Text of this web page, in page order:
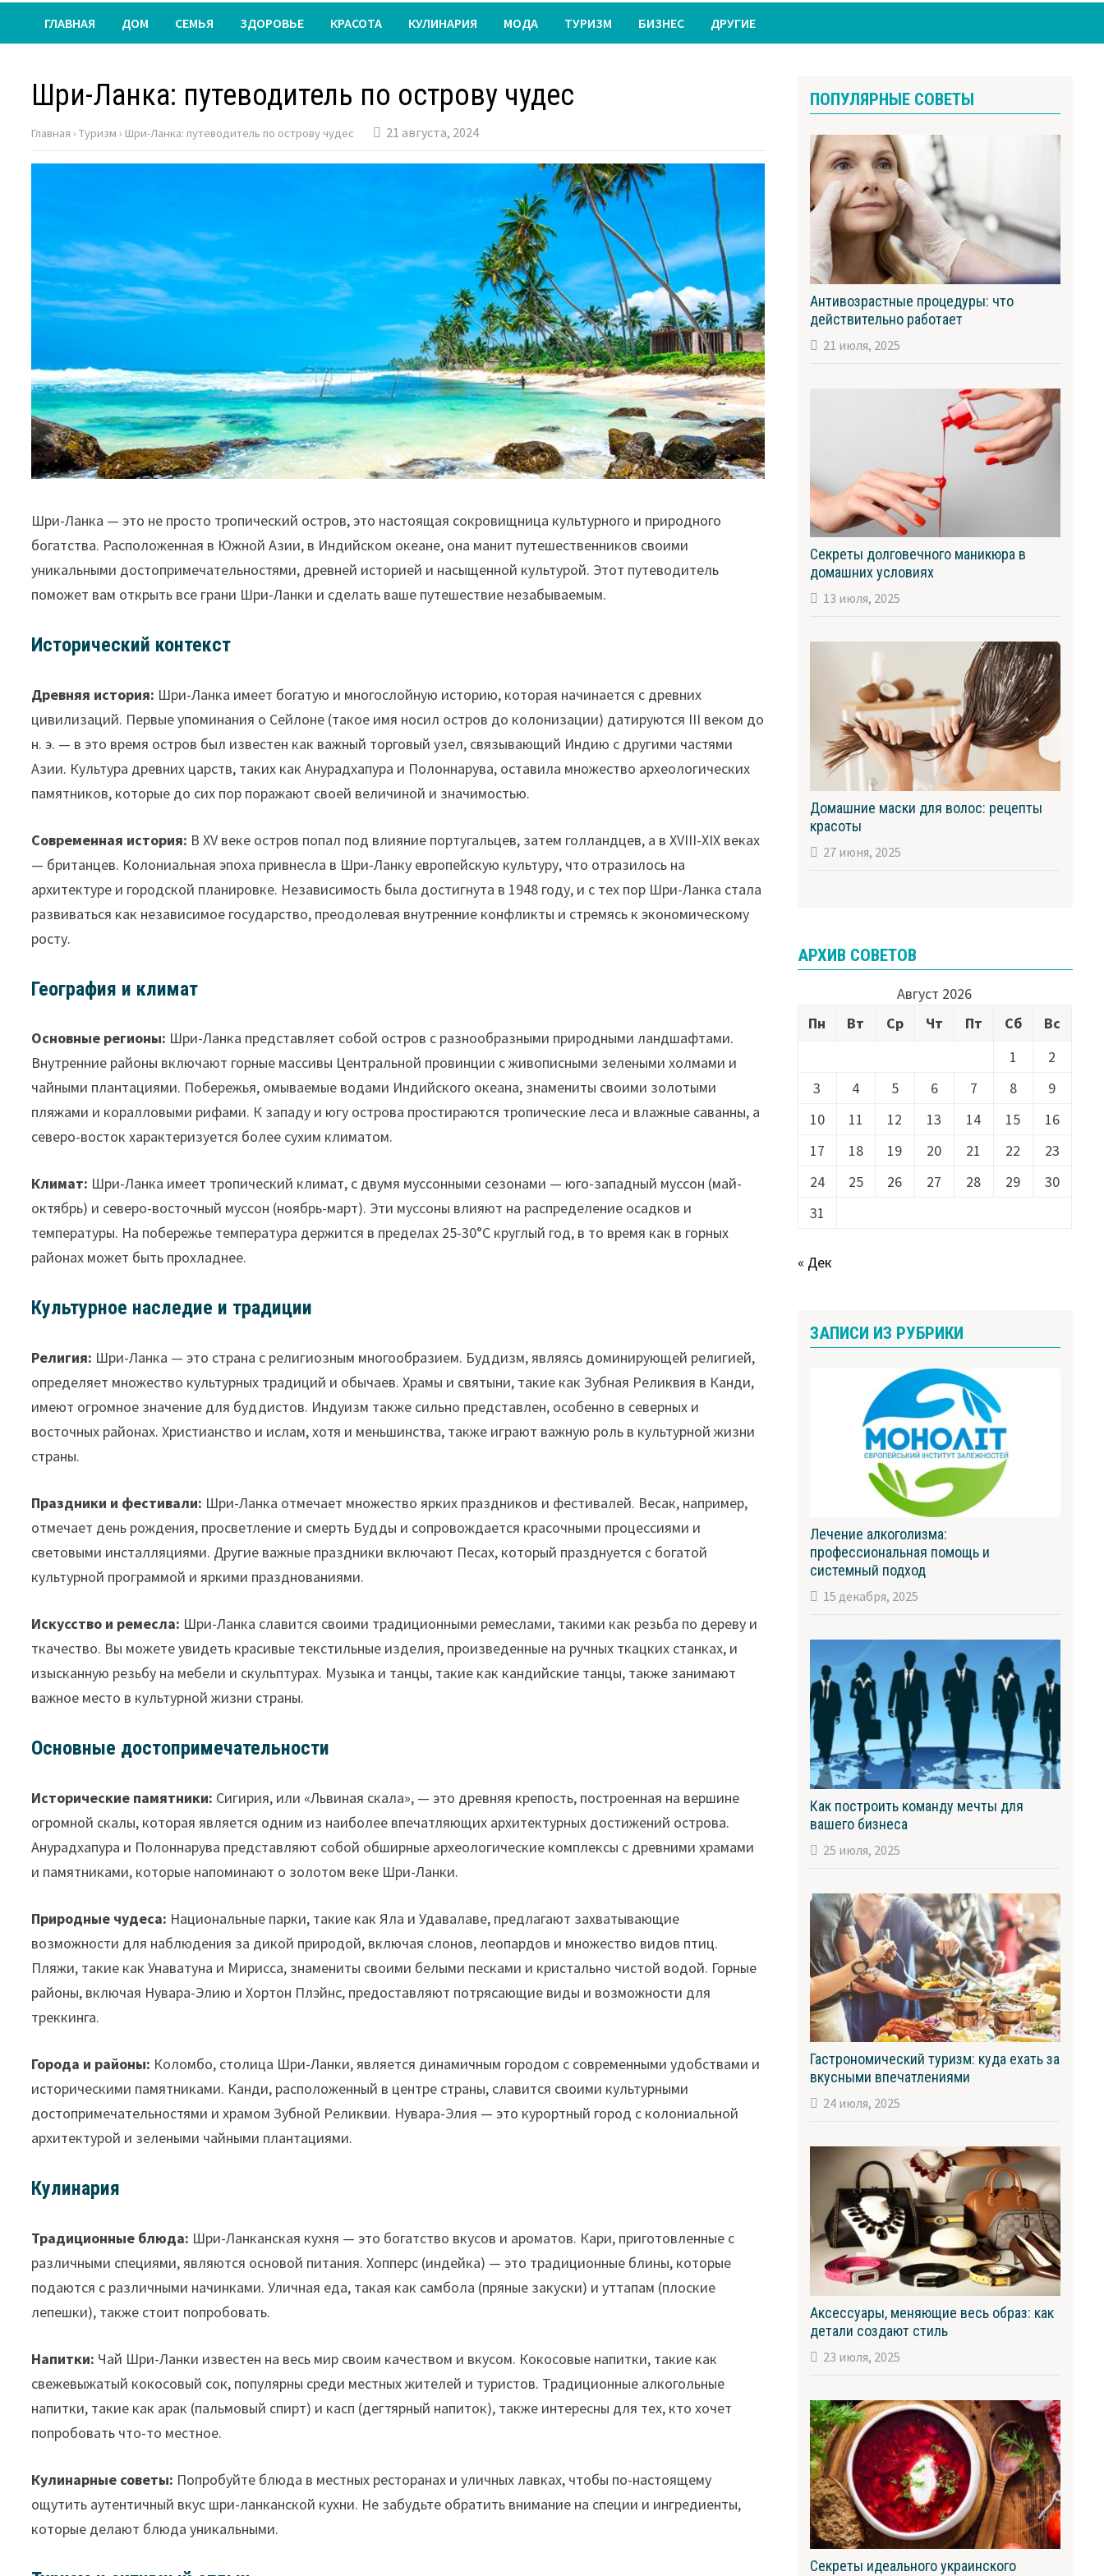
ГЛАВНАЯ ДОМ СЕМЬЯ ЗДОРОВЬЕ КРАСОТА КУЛИНАРИЯ МОДА ТУРИЗМ БИЗНЕС ДРУГИЕ
Шри-Ланка: путеводитель по острову чудес
Главная ›Туризм › Шри-Ланка: путеводитель по острову чудес 21 августа, 2024
Шри-Ланка — это не просто тропический остров, это настоящая сокровищница культурного и природного
богатства. Расположенная в Южной Азии, в Индийском океане, она манит путешественников своими
уникальными достопримечательностями, древней историей и насыщенной культурой. Этот путеводитель
поможет вам открыть все грани Шри-Ланки и сделать ваше путешествие незабываемым.
Исторический контекст
Древняя история: Шри-Ланка имеет богатую и многослойную историю, которая начинается с древних
цивилизаций. Первые упоминания о Cейлоне (такое имя носил остров до колонизации) датируются III веком до
н. э. — в это время остров был известен как важный торговый узел, связывающий Индию с другими частями
Азии. Культура древних царств, таких как Анурадхапура и Полоннарува, оставила множество археологических
памятников, которые до сих пор поражают своей величиной и значимостью.
Современная история: В XV веке остров попал под влияние португальцев, затем голландцев, а в XVIII-XIX веках
— британцев. Колониальная эпоха привнесла в Шри-Ланку европейскую культуру, что отразилось на
архитектуре и городской планировке. Независимость была достигнута в 1948 году, и с тех пор Шри-Ланка стала
развиваться как независимое государство, преодолевая внутренние конфликты и стремясь к экономическому
росту.
География и климат
Основные регионы: Шри-Ланка представляет собой остров с разнообразными природными ландшафтами.
Внутренние районы включают горные массивы Центральной провинции с живописными зелеными холмами и
чайными плантациями. Побережья, омываемые водами Индийского океана, знамениты своими золотыми
пляжами и коралловыми рифами. К западу и югу острова простираются тропические леса и влажные саванны, а
северо-восток характеризуется более сухим климатом.
Климат: Шри-Ланка имеет тропический климат, с двумя муссонными сезонами — юго-западный муссон (май-
октябрь) и северо-восточный муссон (ноябрь-март). Эти муссоны влияют на распределение осадков и
температуры. На побережье температура держится в пределах 25-30°C круглый год, в то время как в горных
районах может быть прохладнее.
Культурное наследие и традиции
Религия: Шри-Ланка — это страна с религиозным многообразием. Буддизм, являясь доминирующей религией,
определяет множество культурных традиций и обычаев. Храмы и святыни, такие как Зубная Реликвия в Канди,
имеют огромное значение для буддистов. Индуизм также сильно представлен, особенно в северных и
восточных районах. Христианство и ислам, хотя и меньшинства, также играют важную роль в культурной жизни
страны.
Праздники и фестивали: Шри-Ланка отмечает множество ярких праздников и фестивалей. Весак, например,
отмечает день рождения, просветление и смерть Будды и сопровождается красочными процессиями и
световыми инсталляциями. Другие важные праздники включают Песах, который празднуется с богатой
культурной программой и яркими празднованиями.
Искусство и ремесла: Шри-Ланка славится своими традиционными ремеслами, такими как резьба по дереву и
ткачество. Вы можете увидеть красивые текстильные изделия, произведенные на ручных ткацких станках, и
изысканную резьбу на мебели и скульптурах. Музыка и танцы, такие как кандийские танцы, также занимают
важное место в культурной жизни страны.
Основные достопримечательности
Исторические памятники: Сигирия, или «Львиная скала», — это древняя крепость, построенная на вершине
огромной скалы, которая является одним из наиболее впечатляющих архитектурных достижений острова.
Анурадхапура и Полоннарува представляют собой обширные археологические комплексы с древними храмами
и памятниками, которые напоминают о золотом веке Шри-Ланки.
Природные чудеса: Национальные парки, такие как Яла и Удавалаве, предлагают захватывающие
возможности для наблюдения за дикой природой, включая слонов, леопардов и множество видов птиц.
Пляжи, такие как Унаватуна и Мирисса, знамениты своими белыми песками и кристально чистой водой. Горные
районы, включая Нувара-Элию и Хортон Плэйнс, предоставляют потрясающие виды и возможности для
треккинга.
Города и районы: Коломбо, столица Шри-Ланки, является динамичным городом с современными удобствами и
историческими памятниками. Канди, расположенный в центре страны, славится своими культурными
достопримечательностями и храмом Зубной Реликвии. Нувара-Элия — это курортный город с колониальной
архитектурой и зелеными чайными плантациями.
Кулинария
Традиционные блюда: Шри-Ланканская кухня — это богатство вкусов и ароматов. Кари, приготовленные с
различными специями, являются основой питания. Хопперс (индейка) — это традиционные блины, которые
подаются с различными начинками. Уличная еда, такая как самбола (пряные закуски) и уттапам (плоские
лепешки), также стоит попробовать.
Напитки: Чай Шри-Ланки известен на весь мир своим качеством и вкусом. Кокосовые напитки, такие как
свежевыжатый кокосовый сок, популярны среди местных жителей и туристов. Традиционные алкогольные
напитки, такие как арак (пальмовый спирт) и касп (дегтярный напиток), также интересны для тех, кто хочет
попробовать что-то местное.
Кулинарные советы: Попробуйте блюда в местных ресторанах и уличных лавках, чтобы по-настоящему
ощутить аутентичный вкус шри-ланканской кухни. Не забудьте обратить внимание на специи и ингредиенты,
которые делают блюда уникальными.
ПОПУЛЯРНЫЕ СОВЕТЫ
Антивозрастные процедуры: что
действительно работает
21 июля, 2025
Секреты долговечного маникюра в
домашних условиях
13 июля, 2025
Домашние маски для волос: рецепты
красоты
27 июня, 2025
АРХИВ СОВЕТОВ
Август 2026
Пн
Вт Ср Чт Пт Сб
Вс
1
2
3
4 5 6 7 8
9
10
11 12 13 14 15
16
17
18 19 20 21 22
23
24
25 26 27 28 29
30
31
« Дек
ЗАПИСИ ИЗ РУБРИКИ
Лечение алкоголизма:
профессиональная помощь и
системный подход
15 декабря, 2025
Как построить команду мечты для
вашего бизнеса
25 июля, 2025
Гастрономический туризм: куда ехать за
вкусными впечатлениями
24 июля, 2025
Аксессуары, меняющие весь образ: как
детали создают стиль
23 июля, 2025
Секреты идеального украинского